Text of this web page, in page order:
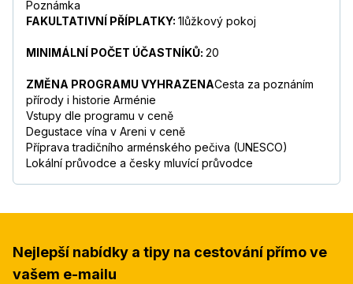
Poznámka
FAKULTATIVNÍ PŘÍPLATKY: 1lůžkový pokoj
MINIMÁLNÍ POČET ÚČASTNÍKŮ: 20
ZMĚNA PROGRAMU VYHRAZENACesta za poznáním
přírody i historie Arménie
Vstupy dle programu v ceně
Degustace vína v Areni v ceně
Příprava tradičního arménského pečiva (UNESCO)
Lokální průvodce a česky mluvící průvodce
Nejlepší nabídky a tipy na cestování přímo ve
vašem e-mailu